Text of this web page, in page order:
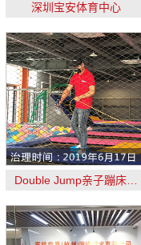
深圳宝安体育中心
Double Jump亲子蹦床…